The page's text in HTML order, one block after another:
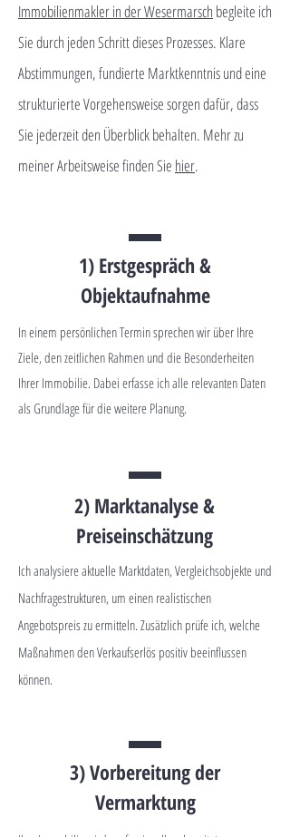
Immobilienmakler in der Wesermarsch begleite ich
Sie durch jeden Schritt dieses Prozesses. Klare
Abstimmungen, fundierte Marktkenntnis und eine
strukturierte Vorgehensweise sorgen dafür, dass
Sie jederzeit den Überblick behalten. Mehr zu
meiner Arbeitsweise finden Sie hier.
1) Erstgespräch &
Objektaufnahme
In einem persönlichen Termin sprechen wir über Ihre
Ziele, den zeitlichen Rahmen und die Besonderheiten
Ihrer Immobilie. Dabei erfasse ich alle relevanten Daten
als Grundlage für die weitere Planung.
2) Marktanalyse &
Preiseinschätzung
Ich analysiere aktuelle Marktdaten, Vergleichsobjekte und
Nachfragestrukturen, um einen realistischen
Angebotspreis zu ermitteln. Zusätzlich prüfe ich, welche
Maßnahmen den Verkaufserlös positiv beeinflussen
können.
3) Vorbereitung der
Vermarktung